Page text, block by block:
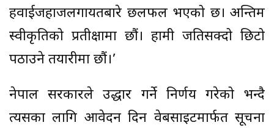
हवाईजहाजलगायतबारे छलफल भएको छ। अन्तिम
स्वीकृतिको प्रतीक्षामा छौं। हामी जतिसक्दो छिटो
पठाउने तयारीमा छौं।’
नेपाल सरकारले उद्धार गर्ने निर्णय गरेको भन्दै
त्यसका लागि आवेदन दिन वेबसाइटमार्फत सूचना